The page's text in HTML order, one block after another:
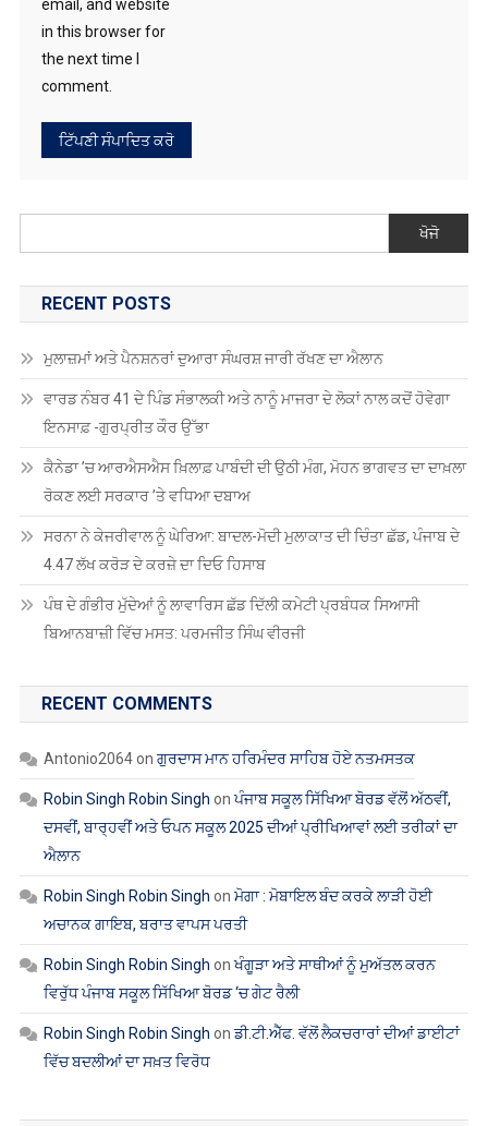
email, and website
in this browser for
the next time I
comment.
ਖੋਜੋ
RECENT POSTS
ਮੁਲਾਜ਼ਮਾਂ ਅਤੇ ਪੈਨਸ਼ਨਰਾਂ ਦੁਆਰਾ ਸੰਘਰਸ਼ ਜਾਰੀ ਰੱਖਣ ਦਾ ਐਲਾਨ
ਵਾਰਡ ਨੰਬਰ 41 ਦੇ ਪਿੰਡ ਸੰਭਾਲਕੀ ਅਤੇ ਨਾਨੂੰ ਮਾਜਰਾ ਦੇ ਲੋਕਾਂ ਨਾਲ ਕਦੋਂ ਹੋਵੇਗਾ
ਇਨਸਾਫ਼ -ਗੁਰਪ੍ਰੀਤ ਕੌਰ ਉੱਭਾ
ਕੈਨੇਡਾ ’ਚ ਆਰਐਸਐਸ ਖ਼ਿਲਾਫ਼ ਪਾਬੰਦੀ ਦੀ ਉਠੀ ਮੰਗ, ਮੋਹਨ ਭਾਗਵਤ ਦਾ ਦਾਖ਼ਲਾ
ਰੋਕਣ ਲਈ ਸਰਕਾਰ ’ਤੇ ਵਧਿਆ ਦਬਾਅ
ਸਰਨਾ ਨੇ ਕੇਜਰੀਵਾਲ ਨੂੰ ਘੇਰਿਆ: ਬਾਦਲ-ਮੋਦੀ ਮੁਲਾਕਾਤ ਦੀ ਚਿੰਤਾ ਛੱਡ, ਪੰਜਾਬ ਦੇ
4.47 ਲੱਖ ਕਰੋੜ ਦੇ ਕਰਜ਼ੇ ਦਾ ਦਿਓ ਹਿਸਾਬ
ਪੰਥ ਦੇ ਗੰਭੀਰ ਮੁੱਦੇਆਂ ਨੂੰ ਲਾਵਾਰਿਸ ਛੱਡ ਦਿੱਲੀ ਕਮੇਟੀ ਪ੍ਰਬੰਧਕ ਸਿਆਸੀ
ਬਿਆਨਬਾਜ਼ੀ ਵਿੱਚ ਮਸਤ: ਪਰਮਜੀਤ ਸਿੰਘ ਵੀਰਜੀ
RECENT COMMENTS
Antonio2064on ਗੁਰਦਾਸ ਮਾਨ ਹਰਿਮੰਦਰ ਸਾਹਿਬ ਹੋਏ ਨਤਮਸਤਕ
Robin Singh Robin Singh onਪੰਜਾਬ ਸਕੂਲ ਸਿੱਖਿਆ ਬੋਰਡ ਵੱਲੋਂ ਅੱਠਵੀਂ,
ਦਸਵੀਂ, ਬਾਰ੍ਹਵੀਂ ਅਤੇ ਓਪਨ ਸਕੂਲ 2025 ਦੀਆਂ ਪ੍ਰੀਖਿਆਵਾਂ ਲਈ ਤਰੀਕਾਂ ਦਾ
ਐਲਾਨ
Robin Singh Robin Singh on ਮੋਗਾ : ਮੋਬਾਇਲ ਬੰਦ ਕਰਕੇ ਲਾੜੀ ਹੋਈ
ਅਚਾਨਕ ਗਾਇਬ, ਬਰਾਤ ਵਾਪਸ ਪਰਤੀ
Robin Singh Robin Singh onਖੰਗੂੜਾ ਅਤੇ ਸਾਥੀਆਂ ਨੂੰ ਮੁਅੱਤਲ ਕਰਨ
ਵਿਰੁੱਧ ਪੰਜਾਬ ਸਕੂਲ ਸਿੱਖਿਆ ਬੋਰਡ ‘ਚ ਗੇਟ ਰੈਲੀ
Robin Singh Robin Singh onਡੀ.ਟੀ.ਐੱਫ. ਵੱਲੋਂ ਲੈਕਚਰਾਰਾਂ ਦੀਆਂ ਡਾਈਟਾਂ
ਵਿੱਚ ਬਦਲੀਆਂ ਦਾ ਸਖ਼ਤ ਵਿਰੋਧ